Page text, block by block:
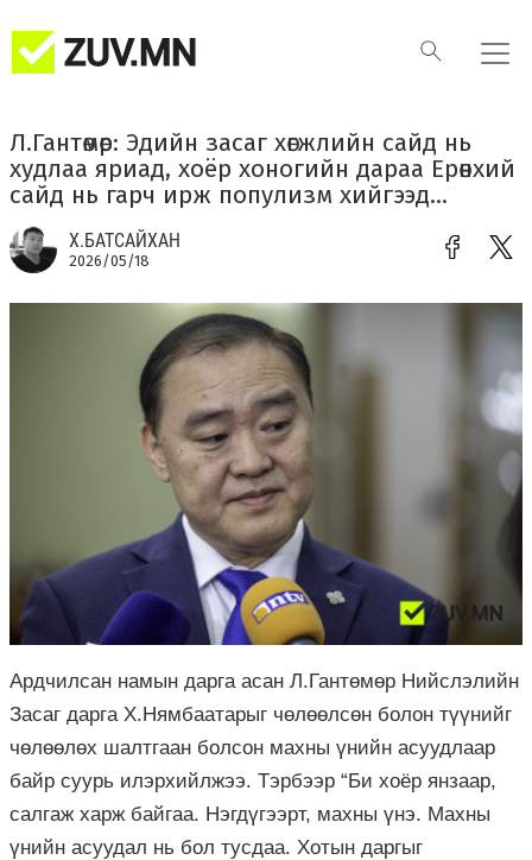
Л.Гантөмөр: Эдийн засаг хөгжлийн сайд нь
худлаа яриад, хоёр хоногийн дараа Ерөнхий
сайд нь гарч ирж популизм хийгээд...
Х.БАТСАЙХАН
2026/05/18
Ардчилсан намын дарга асан Л.Гантөмөр Нийслэлийн
Засаг дарга Х.Нямбаатарыг чөлөөлсөн болон түүнийг
чөлөөлөх шалтгаан болсон махны үнийн асуудлаар
байр суурь илэрхийлжээ. Тэрбээр “Би хоёр янзаар,
салгаж харж байгаа. Нэгдүгээрт, махны үнэ. Махны
үнийн асуудал нь бол тусдаа. Хотын даргыг